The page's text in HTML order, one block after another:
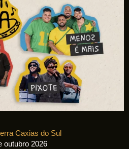
Caxias do Sul
outubro 2026